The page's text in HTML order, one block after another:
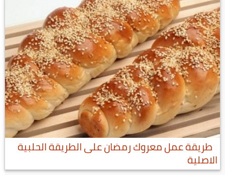
طريقة عمل معروك رمضان على الطريقة الحلبية
الاصلية